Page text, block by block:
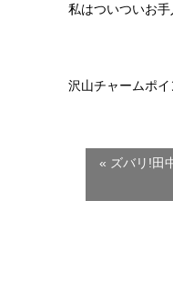
私はついついお
沢山チャームポ
« ズバリ!田